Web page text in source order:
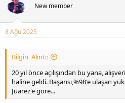
New member
8 Ağu 2025
Bilgin' Alıntı:
20 yıl önce açılışından bu yana,
haline geldi. Başarısı,%98'e ulaşan
Juarez'e göre...